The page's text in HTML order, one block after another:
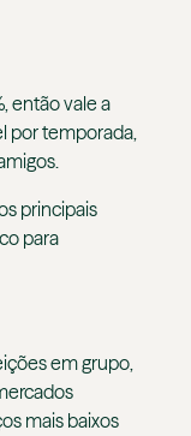
então vale a
por temporada,
principais
para
em grupo,
mais baixos